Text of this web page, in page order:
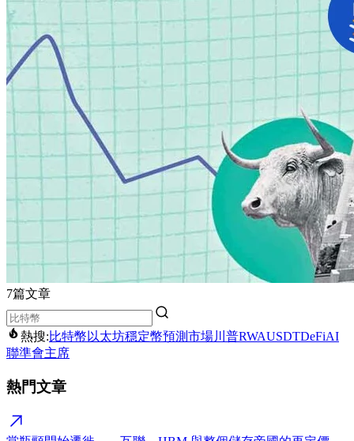
7篇文章
熱搜:比特幣 以太坊穩定幣預測市場川普RWAUSDTDeFiAI
聯準會主席
熱門文章